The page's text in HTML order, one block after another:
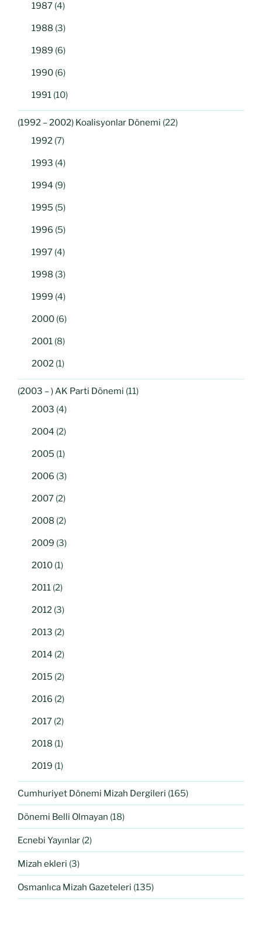
1987 (4)
1988 (3)
1989 (6)
1990 (6)
1991 (10)
(1992 – 2002) Koalisyonlar Dönemi (22)
1992 (7)
1993 (4)
1994 (9)
1995 (5)
1996 (5)
1997 (4)
1998 (3)
1999 (4)
2000 (6)
2001 (8)
2002 (1)
(2003 – ) AK Parti Dönemi (11)
2003 (4)
2004 (2)
2005 (1)
2006 (3)
2007 (2)
2008 (2)
2009 (3)
2010 (1)
2011 (2)
2012 (3)
2013 (2)
2014 (2)
2015 (2)
2016 (2)
2017 (2)
2018 (1)
2019 (1)
Cumhuriyet Dönemi Mizah Dergileri (165)
Dönemi Belli Olmayan (18)
Ecnebi Yayınlar (2)
Mizah ekleri (3)
Osmanlıca Mizah Gazeteleri (135)